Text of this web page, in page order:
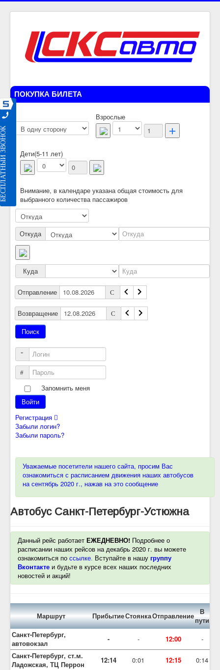
БЕСПЛАТНЫЙ ЗВОНОК
ПОКУПКА БИЛЕТА
Взрослые
Дети(5-11 лет)
Внимание, в календаре указана общая стоимость для
выбранного количества пассажиров
Откуда
Куда
Отправление
Возвращение
Логин
Пароль
Запомнить меня
Войти
Регистрация
Забыли логин?
Забыли пароль?
Уважаемые посетители нашего сайта, просим Вас
ознакомиться с расписанием движения наших автобусов
на сентябрь 2020 г., нажав на это сообщение
Автобус Санкт-Петербург-Устюжна
Данный рейс работает ЕЖЕДНЕВНО! Подробнее о
расписании наших рейсов на декабрь 2020 г. вы можете
ознакомиться по ссылке. Вступайте в нашу группу
Вконтакте и будьте в курсе всех наших последних
новостей и акций!
Маршрут ПрибытиеСтоянкаОтправление
В
пути
Санкт-Петербург,
автовокзал
- - 12:00
-
Санкт-Петербург, ст.м.
Ладожская, ТЦ Перрон
12:14 0:01 12:15
0:14